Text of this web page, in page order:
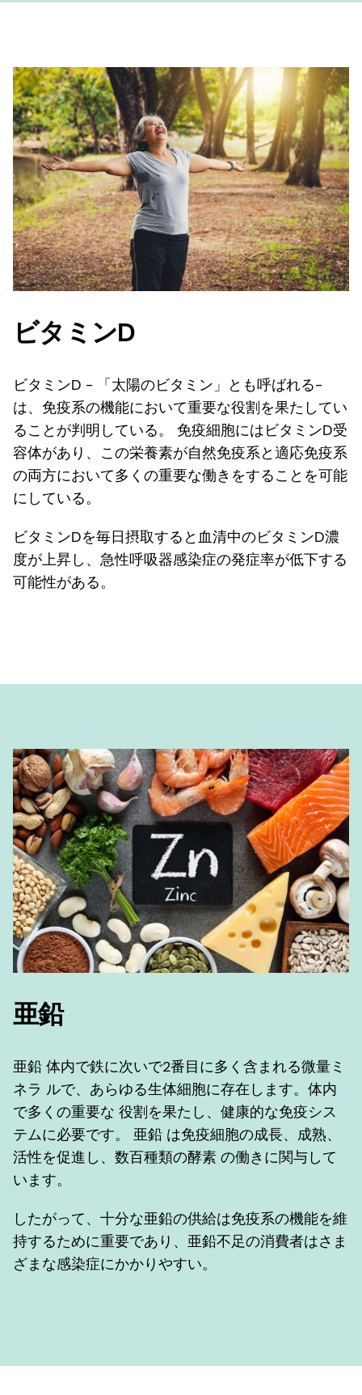
ビタミンD
ビタミンD - 「太陽のビタミン」とも呼ばれる-
は、免疫系の機能において重要な役割を果たしてい
ることが判明している。 免疫細胞にはビタミンD受
容体があり、この栄養素が自然免疫系と適応免疫系
の両方において多くの重要な働きをすることを可能
にしている。
ビタミンDを毎日摂取すると血清中のビタミンD濃
度が上昇し、急性呼吸器感染症の発症率が低下する
可能性がある。
亜鉛
亜鉛 体内で鉄に次いで2番目に多く含まれる微量ミ
ネラ ルで、あらゆる生体細胞に存在します。体内
で多くの重要な 役割を果たし、健康的な免疫シス
テムに必要です。 亜鉛 は免疫細胞の成長、成熟、
活性を促進し、数百種類の酵素 の働きに関与して
います。
したがって、十分な亜鉛の供給は免疫系の機能を維
持するために重要であり、亜鉛不足の消費者はさま
ざまな感染症にかかりやすい。